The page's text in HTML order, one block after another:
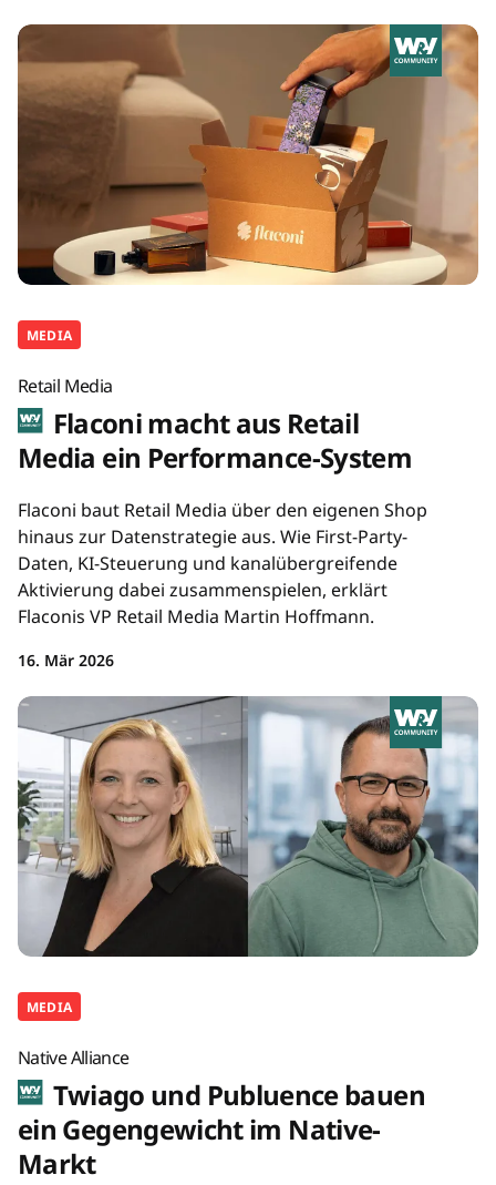
MEDIA
Retail Media
Flaconi macht aus Retail
Media ein Performance-System
Flaconi baut Retail Media über den eigenen Shop
hinaus zur Datenstrategie aus. Wie First-Party-
Daten, KI-Steuerung und kanalübergreifende
Aktivierung dabei zusammenspielen, erklärt
Flaconis VP Retail Media Martin Hoffmann.
16. Mär 2026
MEDIA
Native Alliance
Twiago und Publuence bauen
ein Gegengewicht im Native-
Markt